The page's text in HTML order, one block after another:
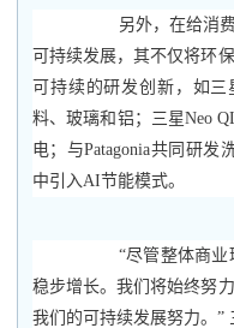
另外，在给消
可持续发展，其不仅将环
可持续的研发创新，如三
料、玻璃和铝；三星Neo
电；与Patagonia共同研发
中引入AI节能模式。
“尽管整体商
稳步增长。我们将始终努
我们的可持续发展努力。”